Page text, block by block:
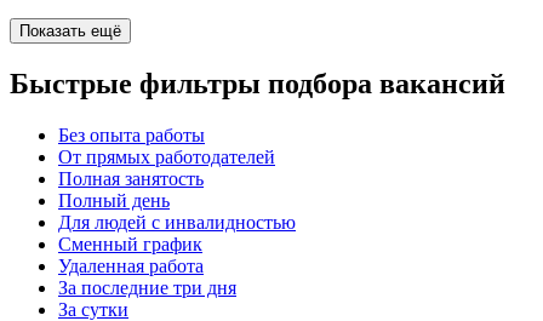
Показать ещё
Быстрые фильтры подбора вакансий
Без опыта работы
От прямых работодателей
Полная занятость
Полный день
Для людей с инвалидностью
Сменный график
Удаленная работа
За последние три дня
За сутки